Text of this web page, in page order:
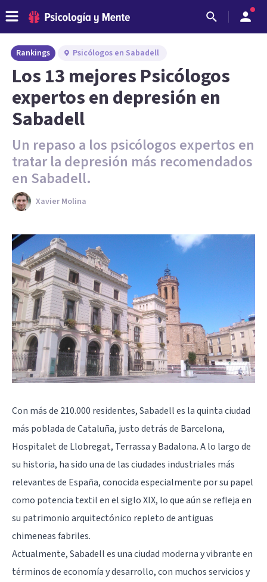
Rankings Psicólogos en Sabadell
Los 13 mejores Psicólogos
expertos en depresión en
Sabadell
Un repaso a los psicólogos expertos en
tratar la depresión más recomendados
en Sabadell.
Xavier Molina
Con más de 210.000 residentes, Sabadell es la quinta ciudad
más poblada de Cataluña, justo detrás de Barcelona,
Hospitalet de Llobregat, TerrassayBadalona. A lo largo de
su historia, ha sido una de las ciudades industriales más
relevantes de España, conocida especialmente por su papel
como potencia textil en el siglo XIX, lo que aún se refleja en
su patrimonio arquitectónico repleto de antiguas
chimeneas fabriles.
Actualmente, Sabadell es una ciudad moderna y vibrante en
términos de economía y desarrollo, con muchos servicios y